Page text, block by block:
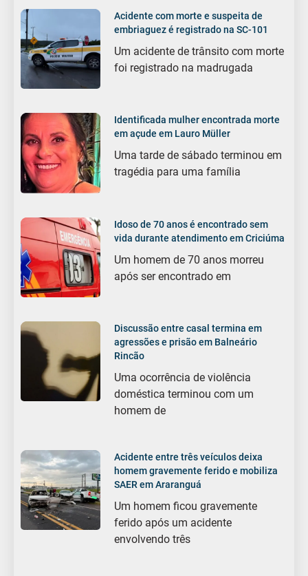
Acidente com morte e suspeita de
embriaguez é registrado na SC-101
Um acidente de trânsito com morte
foi registrado na madrugada
Identificada mulher encontrada morte
em açude em Lauro Müller
Uma tarde de sábado terminou em
tragédia para uma família
Idoso de 70 anos é encontrado sem
vida durante atendimento em Criciúma
Um homem de 70 anos morreu
após ser encontrado em
Discussão entre casal termina em
agressões e prisão em Balneário
Rincão
Uma ocorrência de violência
doméstica terminou com um
homem de
Acidente entre três veículos deixa
homem gravemente ferido e mobiliza
SAER em Araranguá
Um homem ficou gravemente
ferido após um acidente
envolvendo três